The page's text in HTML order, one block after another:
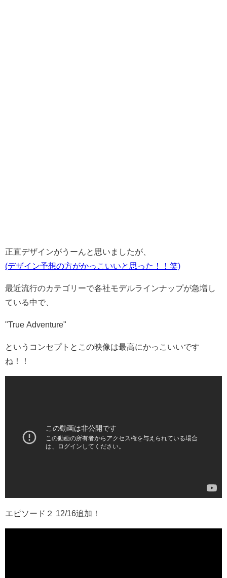
正直デザインがうーんと思いましたが、
(デザイン予想の方がかっこいいと思った！！笑)
最近流行のカテゴリーで各社モデルラインナップが急増し
ている中で、
"True Adventure"
というコンセプトとこの映像は最高にかっこいいです
ね！！
エピソード２ 12/16追加！